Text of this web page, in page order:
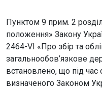
Пунктом 9 прим. 2
положення» Закону
2464-VI «Про збір та
загальнообов’язкове
встановлено, що під час
визначеного Законом